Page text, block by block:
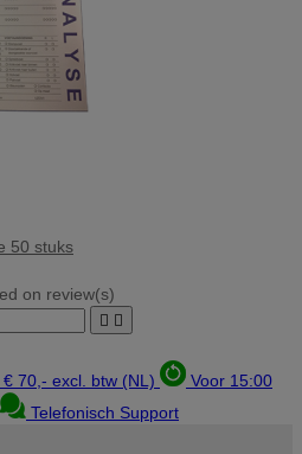
50 stuks
on review(s)
 
70,- excl. btw (NL)
Voor 15:00
Telefonisch Support